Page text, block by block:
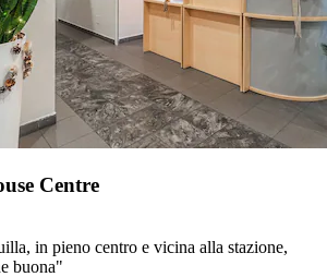
Centre
in pieno centro e vicina alla stazione,
buona"